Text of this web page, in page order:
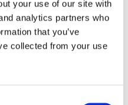
your use of our site with
analytics partners who
that you’ve
collected from your use
| 0 Commenti